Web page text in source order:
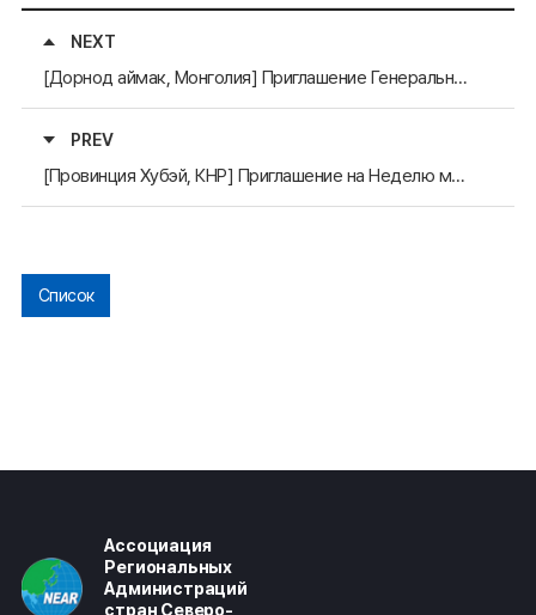
NEXT
[Дорнод аймак, Монголия] Приглашение Генерального секретаря АРАССВА на инвестиционный форум
PREV
[Провинция Хубэй, КНР] Приглашение на Неделю международных обменов провинции Хубэй (25 по 28 сентября)
Список
Ассоциация
Региональных
Администраций
стран Северо-